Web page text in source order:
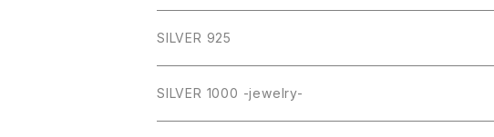
SILVER
GOLD
SILVER
VINTAGE
STAINLESS
HEART
RING
ネックレス
ネックレス SILVER925
SILVER 925
RING collection
SILVER 1000 -jewelry-